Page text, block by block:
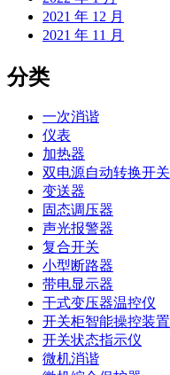
2021 年 12 月
2021 年 11 月
分类
一次消谐
仪表
加热器
双电源自动转换开关
变送器
固态调压器
声光报警器
复合开关
小型断路器
带电显示器
干式变压器温控仪
开关柜智能操控装置
开关状态指示仪
微机消谐